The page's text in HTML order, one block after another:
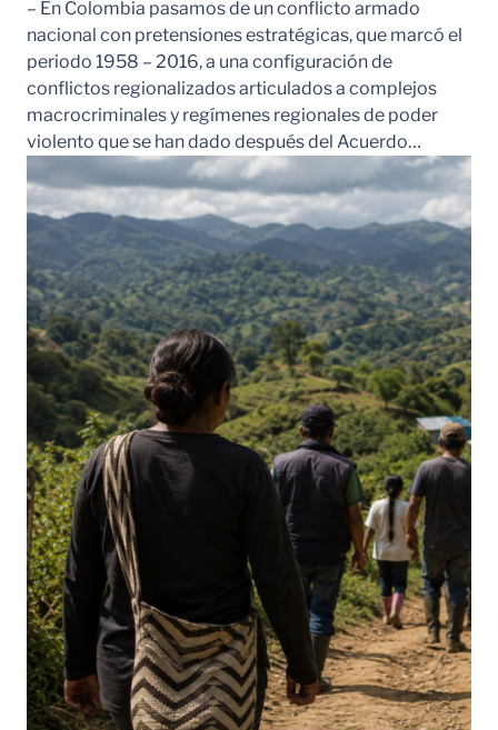
– En Colombia pasamos de un conflicto armado
nacional con pretensiones estratégicas, que marcó el
periodo 1958 – 2016, a una configuración de
conflictos regionalizados articulados a complejos
macrocriminales y regímenes regionales de poder
violento que se han dado después del Acuerdo…